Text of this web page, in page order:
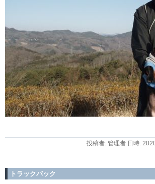
投稿者: 管理者 日時:
トラックバック